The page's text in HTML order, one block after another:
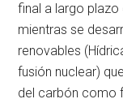
final a largo plazo
mientras se
renovables
fusión nuclear)
del carbón como